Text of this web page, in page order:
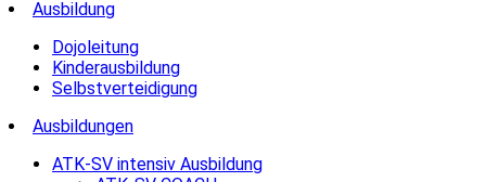
Ausbildung
Dojoleitung
Kinderausbildung
Selbstverteidigung
Ausbildungen
ATK-SV intensiv Ausbildung